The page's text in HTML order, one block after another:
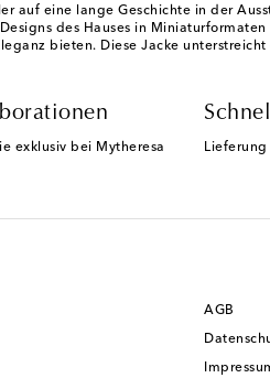
auf eine lange Geschichte in der
des Hauses in
bieten. Diese Jacke
exklusiv bei Mytheresa
AGB